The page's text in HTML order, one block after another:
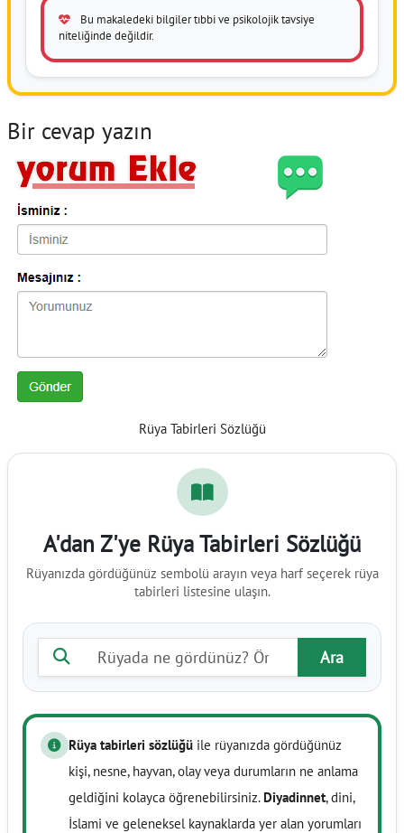
Bu makaledeki bilgiler tıbbi ve psikolojik tavsiye
niteliğinde değildir.
Bir cevap yazın
Rüya Tabirleri Sözlüğü
A'dan Z'ye Rüya Tabirleri Sözlüğü
Rüyanızda gördüğünüz sembolü arayın veya harf seçerek rüya
tabirleri listesine ulaşın.
Rüya tabiri ara
Ara
Rüya tabirleri sözlüğü ile rüyanızda gördüğünüz
kişi, nesne, hayvan, olay veya durumların ne anlama
geldiğini kolayca öğrenebilirsiniz. Diyadinnet, dini,
İslami ve geleneksel kaynaklarda yer alan yorumları